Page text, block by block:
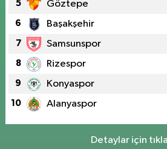
5 Göztepe
6 Başakşehir
7 Samsunspor
8 Rizespor
9 Konyaspor
10 Alanyaspor
Detaylar için